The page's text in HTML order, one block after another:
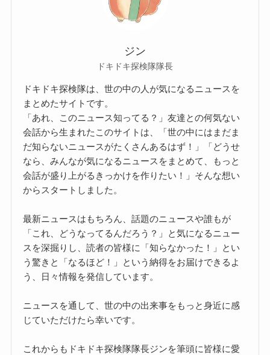
ジン
ドキドキ探検隊隊長
ドキドキ探検隊は、世の中の人が気になるニュースを
まとめたサイトです。
「あれ、このニュース知ってる？」友達との何気ない
会話から生まれたこのサイトは、「世の中にはまだま
だ知らないニュースがたくさんあるはず！」「どうせ
なら、みんなが気になるニュースをまとめて、もっと
会話が盛り上がるきっかけを作りたい！」そんな想い
からスタートしました。
最新ニュースはもちろん、話題のニュースや誰もが
「これ、どうなってるんだろう？」と気になるニュー
スを深掘りし、読者の皆様に「知らなかった！」とい
う驚きと「なるほど！」という納得をお届けできるよ
う、日々情報を発信しています。
ニュースを通して、世の中の出来事をもっと身近に感
じていただけたら幸いです。
これからもドキドキ探検隊隊長ジンを筆頭に皆様に愛